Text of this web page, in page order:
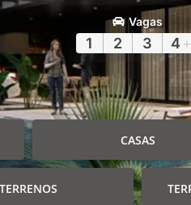
Vagas
1 2 3 4 +
CASAS
TERRENOS